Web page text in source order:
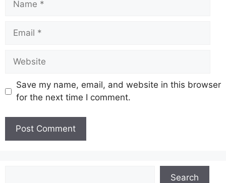
Email
Website
Save my name, email, and website in this browser
for the next time I comment.
Search